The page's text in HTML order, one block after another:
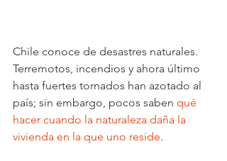
Chile conoce de desastres naturales.
Terremotos, incendios y ahora último
hasta fuertes tornados han azotado al
país; sin embargo, pocos saben qué
hacer cuando la naturaleza daña la
vivienda en la que uno reside.